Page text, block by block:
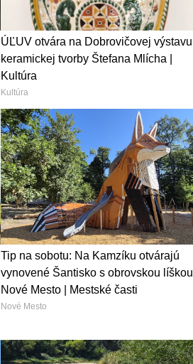
ÚĽUV otvára na Dobrovičovej výstavu
keramickej tvorby Štefana Mlícha |
Kultúra
Kultúra
Tip na sobotu: Na Kamzíku otvárajú
vynovené Šantisko s obrovskou líškou |
Nové Mesto | Mestské časti
Nové Mesto